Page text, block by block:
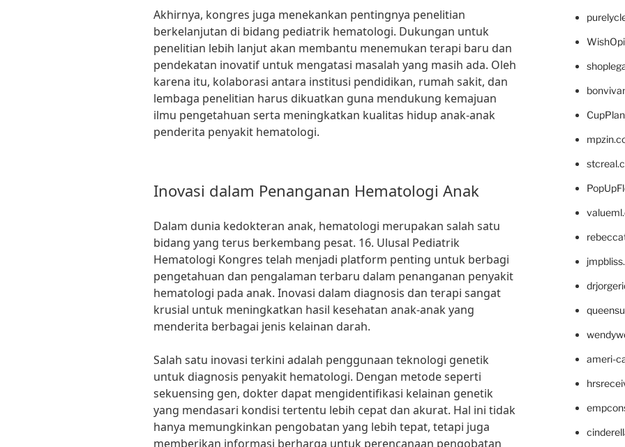
Akhirnya, kongres juga menekankan pentingnya penelitian
berkelanjutan di bidang pediatrik hematologi. Dukungan untuk
penelitian lebih lanjut akan membantu menemukan terapi baru dan
pendekatan inovatif untuk mengatasi masalah yang masih ada. Oleh
karena itu, kolaborasi antara institusi pendidikan, rumah sakit, dan
lembaga penelitian harus dikuatkan guna mendukung kemajuan
ilmu pengetahuan serta meningkatkan kualitas hidup anak-anak
penderita penyakit hematologi.
Inovasi dalam Penanganan Hematologi Anak
Dalam dunia kedokteran anak, hematologi merupakan salah satu
bidang yang terus berkembang pesat. 16. Ulusal Pediatrik
Hematologi Kongres telah menjadi platform penting untuk berbagi
pengetahuan dan pengalaman terbaru dalam penanganan penyakit
hematologi pada anak. Inovasi dalam diagnosis dan terapi sangat
krusial untuk meningkatkan hasil kesehatan anak-anak yang
menderita berbagai jenis kelainan darah.
Salah satu inovasi terkini adalah penggunaan teknologi genetik
untuk diagnosis penyakit hematologi. Dengan metode seperti
sekuensing gen, dokter dapat mengidentifikasi kelainan genetik
yang mendasari kondisi tertentu lebih cepat dan akurat. Hal ini tidak
hanya memungkinkan pengobatan yang lebih tepat, tetapi juga
memberikan informasi berharga untuk perencanaan pengobatan
ameri-